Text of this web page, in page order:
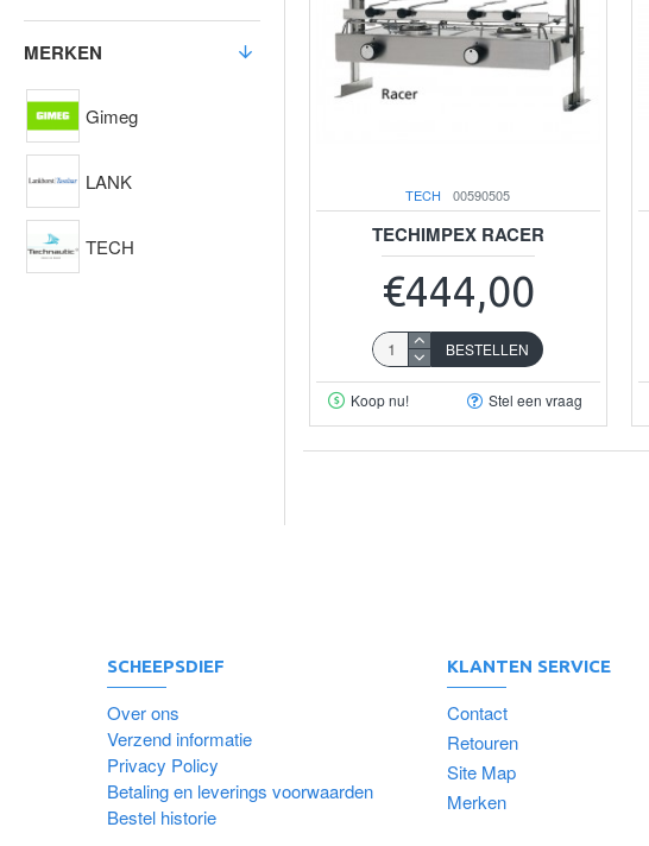
MERKEN
Gimeg
LANK
TECH
TECH 00590505
TECHIMPEX RACER
€444,00
BESTELLEN
Koop nu! Stel een vraag
SCHEEPSDIEF
Over ons
Verzend informatie
Privacy Policy
Betaling en leverings voorwaarden
Bestel historie
KLANTEN SERVICE
Contact
Retouren
Site Map
Merken